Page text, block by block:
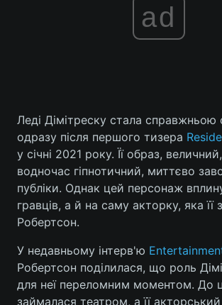
ad
Леді Дімітреску стала справжньою
одразу після першого тизера
у січні 2021 року. Її образ,
водночас гіпнотичний, миттєво
публіки. Однак цей персонаж
гравців, а й на саму акторку, яка її
Робертсон.
У недавньому інтерв'ю
Робертсон поділилася, що роль
для неї переломним моментом. До
займалася театром, а її